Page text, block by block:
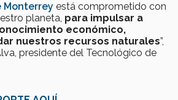
Monterrey está comprometido con
planeta, para impulsar a
económico,
nuestros recursos naturales”,
presidente del Tecnológico de